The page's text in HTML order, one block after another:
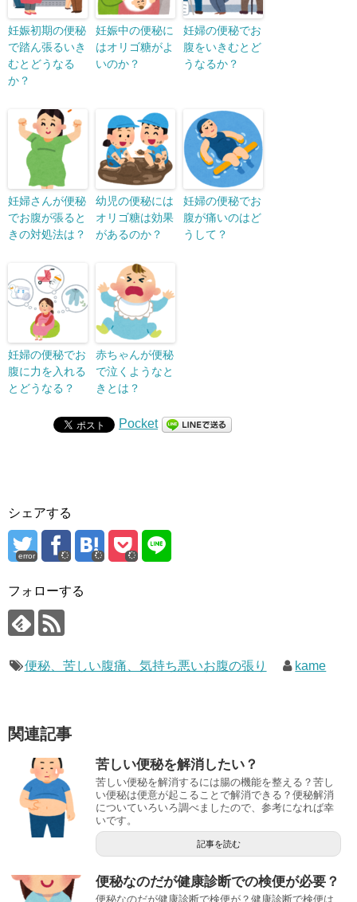
妊娠初期の便秘
で踏ん張るいき
むとどうなる
か？
妊娠中の便秘に
はオリゴ糖がよ
いのか？
妊婦の便秘でお
腹をいきむとど
うなるか？
妊婦さんが便秘
でお腹が張ると
きの対処法は？
幼児の便秘には
オリゴ糖は効果
があるのか？
妊婦の便秘でお
腹が痛いのはど
うして？
妊婦の便秘でお
腹に力を入れる
とどうなる？
赤ちゃんが便秘
で泣くようなと
きとは？
Pocket
シェアする
error
フォローする
便秘、苦しい腹痛、気持ち悪いお腹の張り kame
関連記事
苦しい便秘を解消したい？
苦しい便秘を解消するには腸の機能を整える？苦し
い便秘は便意が起こることで解消できる？便秘解消
についていろいろ調べましたので、参考になれば幸
いです。
記事を読む
便秘なのだが健康診断での検便が必要？
便秘なのだが健康診断で検便が？健康診断で検便は